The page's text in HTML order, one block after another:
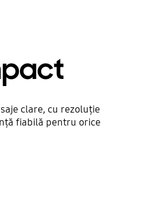
clare, cu rezoluție
fiabilă pentru orice